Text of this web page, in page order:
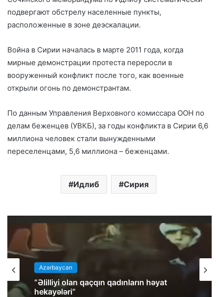
подвергают обстрелу населенные пункты,
расположенные в зоне деэскалации.
Война в Сирии началась в марте 2011 года, когда
мирные демонстрации протеста переросли в
вооруженный конфликт после того, как военные
открыли огонь по демонстрантам.
По данным Управления Верховного комиссара ООН по
делам беженцев (УВКБ), за годы конфликта в Сирии 6,6
миллиона человек стали вынужденными
переселенцами, 5,6 миллиона – беженцами.
Идлиб Сирия
Azərbaycan
“Əlilliyi olan qaçqın qadınların həyat
hekayələri”